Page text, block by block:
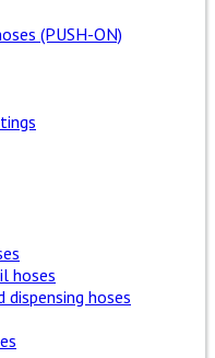
(PUSH-ON)
hoses
hoses